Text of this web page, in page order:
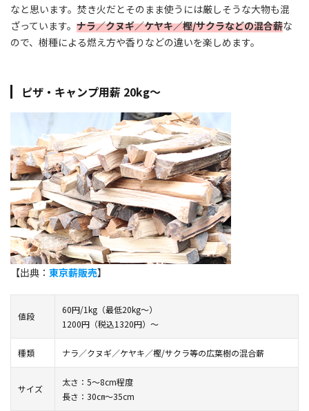
なと思います。焚き火だとそのまま使うには厳しそうな大物も混
ざっています。 ナラ／クヌギ／ケヤキ／樫/サクラなどの混合薪な
ので、樹種による燃え方や香りなどの違いを楽しめます。
ピザ・キャンプ用薪 20kg～
【出典： 東京薪販売】
値段
60円/1kg（最低20kg〜）
1200円（税込1320円）～
種類 ナラ／クヌギ／ケヤキ／樫/サクラ等の広葉樹の混合薪
サイズ
太さ：5～8cm程度
長さ：30㎝～35cm